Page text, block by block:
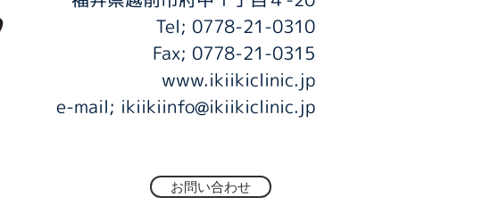
Tel; 0778-21-0310
Fax; 0778-21-0315
www.ikiikiclinic.jp
​e-mail; ikiikiinfo@ikiikiclinic.jp
お問い合わせ